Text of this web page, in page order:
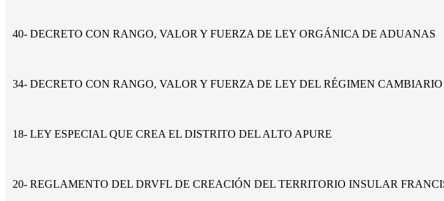
40- DECRETO CON RANGO, VALOR Y FUERZA DE LEY ORGÁNICA DE ADUANAS
34- DECRETO CON RANGO, VALOR Y FUERZA DE LEY DEL RÉGIMEN
18- LEY ESPECIAL QUE CREA EL DISTRITO DEL ALTO APURE
20- REGLAMENTO DEL DRVFL DE CREACIÓN DEL TERRITORIO INSULAR